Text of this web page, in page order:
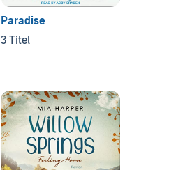
Paradise
3 Titel